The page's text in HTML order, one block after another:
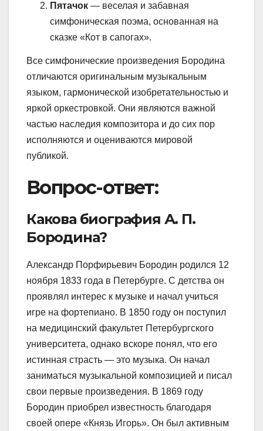
Пятачок — веселая и забавная
симфоническая поэма, основанная на
сказке «Кот в сапогах».
Все симфонические произведения Бородина
отличаются оригинальным музыкальным
языком, гармонической изобретательностью и
яркой оркестровкой. Они являются важной
частью наследия композитора и до сих пор
исполняются и оцениваются мировой
публикой.
Вопрос-ответ:
Какова биография А. П.
Бородина?
Александр Порфирьевич Бородин родился 12
ноября 1833 года в Петербурге. С детства он
проявлял интерес к музыке и начал учиться
игре на фортепиано. В 1850 году он поступил
на медицинский факультет Петербургского
университета, однако вскоре понял, что его
истинная страсть — это музыка. Он начал
заниматься музыкальной композицией и писал
свои первые произведения. В 1869 году
Бородин приобрел известность благодаря
своей опере «Князь Игорь». Он был активным